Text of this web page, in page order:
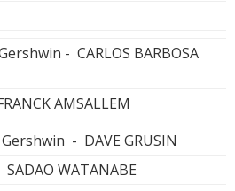
- CARLOS BARBOSA
AMSALLEM
- DAVE GRUSIN
WATANABE